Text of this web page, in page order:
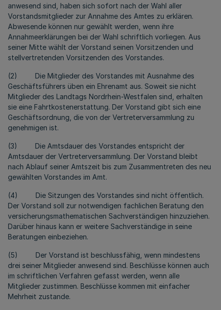
anwesend sind, haben sich sofort nach der Wahl aller
Vorstandsmitglieder zur Annahme des Amtes zu erklären.
Abwesende können nur gewählt werden, wenn ihre
Annahmeerklärungen bei der Wahl schriftlich vorliegen. Aus
seiner Mitte wählt der Vorstand seinen Vorsitzenden und
stellvertretenden Vorsitzenden des Vorstandes.
(2) Die Mitglieder des Vorstandes mit Ausnahme des
Geschäftsführers üben ein Ehrenamt aus. Soweit sie nicht
Mitglieder des Landtags Nordrhein-Westfalen sind, erhalten
sie eine Fahrtkostenerstattung. Der Vorstand gibt sich eine
Geschäftsordnung, die von der Vertreterversammlung zu
genehmigen ist.
(3) Die Amtsdauer des Vorstandes entspricht der
Amtsdauer der Vertreterversammlung. Der Vorstand bleibt
nach Ablauf seiner Amtszeit bis zum Zusammentreten des neu
gewählten Vorstandes im Amt.
(4) Die Sitzungen des Vorstandes sind nicht öffentlich.
Der Vorstand soll zur notwendigen fachlichen Beratung den
versicherungsmathematischen Sachverständigen hinzuziehen.
Darüber hinaus kann er weitere Sachverständige in seine
Beratungen einbeziehen.
(5) Der Vorstand ist beschlussfähig, wenn mindestens
drei seiner Mitglieder anwesend sind. Beschlüsse können auch
im schriftlichen Verfahren gefasst werden, wenn alle
Mitglieder zustimmen. Beschlüsse kommen mit einfacher
Mehrheit zustande.